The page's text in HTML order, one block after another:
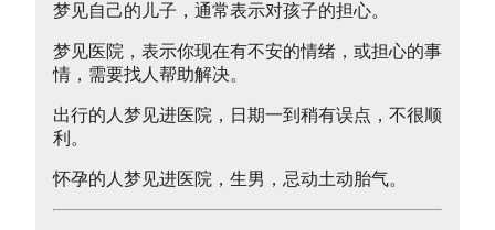
梦见自己的儿子，通常表示对孩子的担心。
梦见医院，表示你现在有不安的情绪，或担心的事
情，需要找人帮助解决。
出行的人梦见进医院，日期一到稍有误点，不很顺
利。
怀孕的人梦见进医院，生男，忌动土动胎气。